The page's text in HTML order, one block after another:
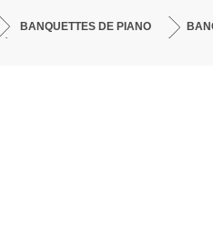
BANQUETTES DE PIANO